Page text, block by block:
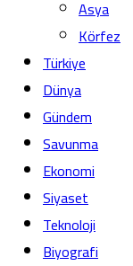
Asya
Körfez
Türkiye
Dünya
Gündem
Savunma
Ekonomi
Siyaset
Teknoloji
Biyografi